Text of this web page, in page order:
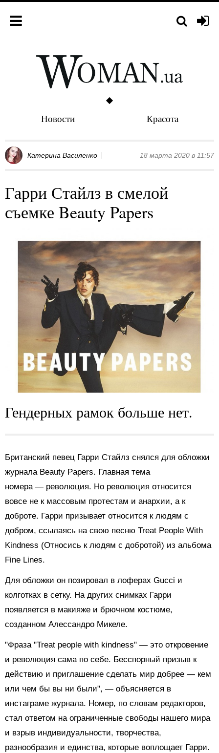
Новости Красота
Катерина Василенко 18 марта 2020 в 11:57
Гарри Стайлз в смелой
съемке Beauty Papers
Гендерных рамок больше нет.
Британский певец Гарри Стайлз снялся для обложки
журнала Beauty Papers. Главная тема
номера — революция. Но революция относится
вовсе не к массовым протестам и анархии, а к
доброте. Гарри призывает относится к людям с
добром, ссылаясь на свою песню Treat People With
Kindness (Относись к людям с добротой) из альбома
Fine Lines.
Для обложки он позировал в лоферах Gucci и
колготках в сетку. На других снимках Гарри
появляется в макияже и брючном костюме,
созданном Алессандро Микеле.
"Фраза "Treat people with kindness" — это откровение
и революция сама по себе. Бесспорный призыв к
действию и приглашение сделать мир добрее — кем
или чем бы вы ни были", — объясняется в
инстаграме журнала. Номер, по словам редакторов,
стал ответом на ограниченные свободы нашего мира
и взрыв индивидуальности, творчества,
разнообразия и единства, которые воплощает Гарри.